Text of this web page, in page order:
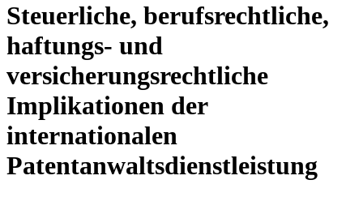
Steuerliche, berufsrechtliche,
haftungs- und
versicherungsrechtliche
Implikationen der
internationalen
Patentanwaltsdienstleistung